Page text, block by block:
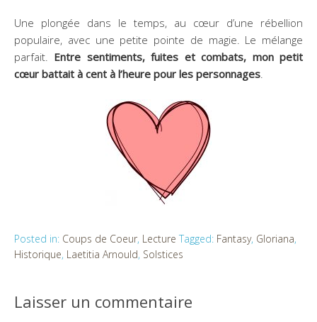
Une plongée dans le temps, au cœur d’une rébellion
populaire, avec une petite pointe de magie. Le mélange
parfait. Entre sentiments, fuites et combats, mon petit
cœur battait à cent à l’heure pour les personnages
Posted in: Coups de Coeur, Lecture Tagged: Fantasy, Gloriana,
Historique, Laetitia Arnould, Solstices
Laisser un commentaire